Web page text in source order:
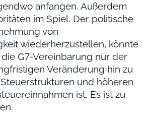
anfangen. Außerdem
im Spiel. Der politische
von
wiederherzustellen, könnte
G7-Vereinbarung nur der
Veränderung hin zu
und höheren
ist. Es ist zu